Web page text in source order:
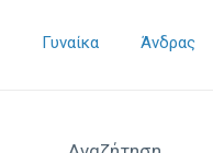
Γυναίκα Άνδρας